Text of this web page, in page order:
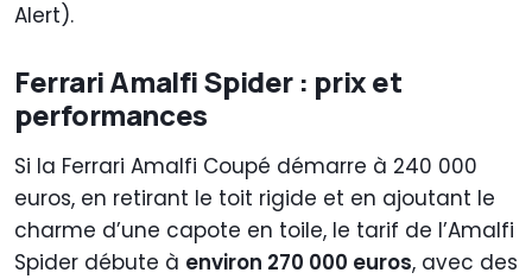
Alert).
Ferrari Amalfi Spider : prix et
performances
Si la Ferrari Amalfi Coupé démarre à 240 000
euros, en retirant le toit rigide et en ajoutant le
charme d’une capote en toile, le tarif de l’Amalfi
Spider débute à environ 270 000 euros, avec des